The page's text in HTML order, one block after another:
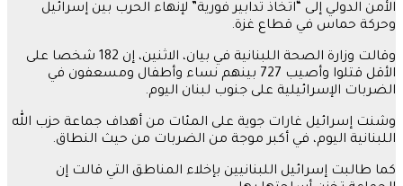
الأمن الدولي إلى “اتخاذ تدابير فورية” لإنهاء الحرب بين إسرائيل
وحركة حماس في قطاع غزة.
وقالت وزارة الصحة اللبنانية في بيان، الاثنين، إن 182 شخصا على
الأقل قتلوا وأصيب 727 بينهم نساء وأطفال ومسعفون في
الضربات الإسرائيلية على جنوب لبنان اليوم.
وشنت إسرائيل غارات جوية على المئات من أهداف جماعة حزب الله
اللبنانية اليوم، في أكبر موجة من الضربات من حيث النطاق.
كما طالبت إسرائيل اللبنانيين بإخلاء المناطق التي قالت إن